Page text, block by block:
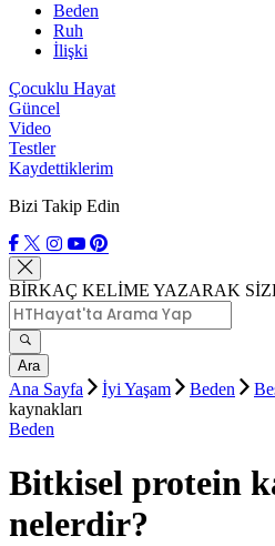
Beden
Ruh
İlişki
Çocuklu Hayat
Güncel
Video
Testler
Kaydettiklerim
Bizi Takip Edin
BİRKAÇ KELİME YAZARAK
Ara
Ana Sayfa İyi Yaşam Beden
kaynakları
Beden
Bitkisel protein
nelerdir?